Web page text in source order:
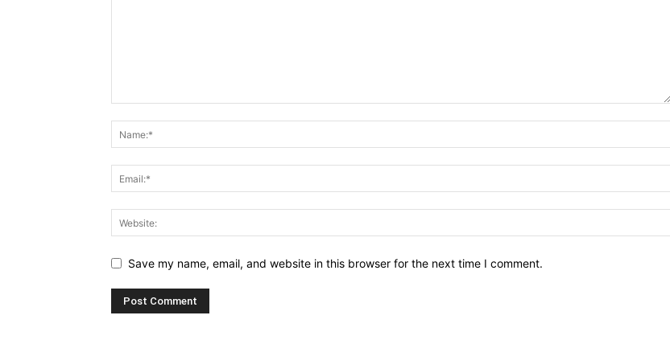
Save my name, email, and website in this browser for the next time I comment.